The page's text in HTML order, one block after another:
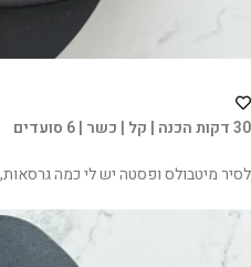
30 דקות הכנה | קל | כשר | 6 סועדים
לסיר מיטבולס ופסטה יש לי כמה